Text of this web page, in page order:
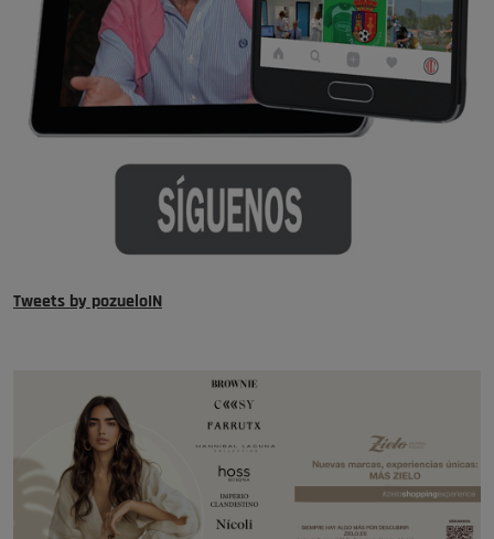
Tweets by pozueloIN